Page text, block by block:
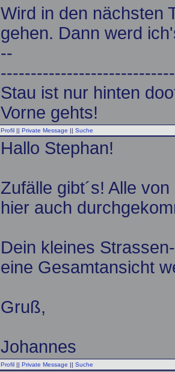
Wird in den nächsten
gehen. Dann werd
--
Stau ist nur hinten
Vorne gehts!
Profil || Private Message || Suche
Hallo Stephan!
Zufälle gibt´s! Alle
hier auch
Dein kleines
eine Gesamtansicht
Gruß,
Johannes
Profil || Private Message || Suche